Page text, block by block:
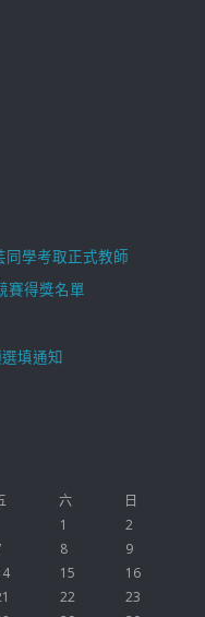
同學考取正式教師
賽得獎名單
填通知
六
日
1
2
8
9
15
16
22
23